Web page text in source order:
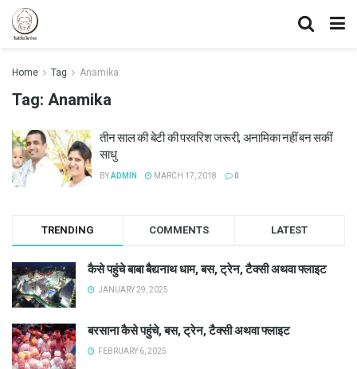
Home Tag Anamika
Tag: Anamika
तीन साल की बेटी की परवरिश जरूरी, अनामिका नहीं बन सकीं
साधु
BYADMIN MARCH 17, 2018 0
TRENDING COMMENTS LATEST
कैसे पहुंचे बाबा बैद्यनाथ धाम, बस, ट्रेन, टैक्सी अथवा फ्लाइट
JANUARY 29, 2025
बरसाना कैसे पहुंचे, बस, ट्रेन, टैक्सी अथवा फ्लाइट
FEBRUARY 6, 2025